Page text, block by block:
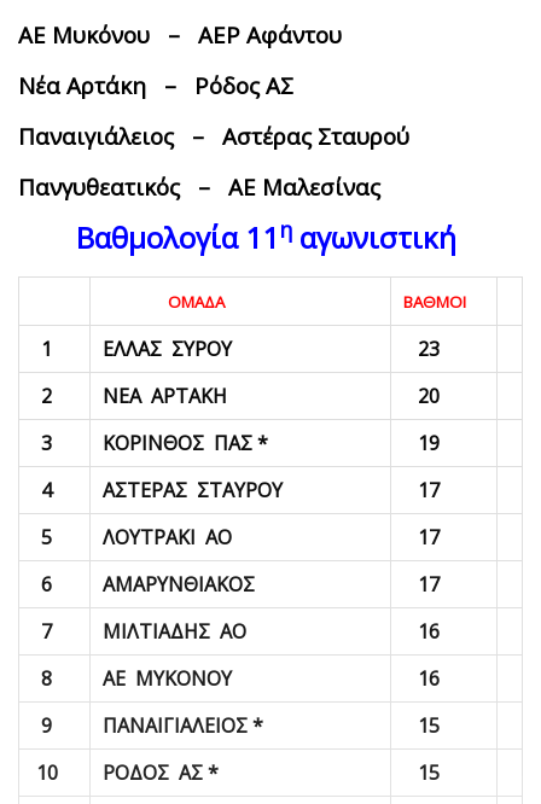
ΑΕ Μυκόνου – ΑΕΡ Αφάντου
Νέα Αρτάκη – Ρόδος ΑΣ
Παναιγιάλειος – Αστέρας Σταυρού
Πανγυθεατικός – ΑΕ Μαλεσίνας
Βαθμολογία 11 η αγωνιστική
ΟΜΑΔΑ ΒΑΘΜΟΙ
1 ΕΛΛΑΣ ΣΥΡΟΥ
23
2
ΝΕΑ ΑΡΤΑΚΗ
20
3
ΚΟΡΙΝΘΟΣ ΠΑΣ *
19
4
ΑΣΤΕΡΑΣ ΣΤΑΥΡΟΥ
17
5
ΛΟΥΤΡΑΚΙ ΑΟ
17
6
ΑΜΑΡΥΝΘΙΑΚΟΣ
17
7
ΜΙΛΤΙΑΔΗΣ ΑΟ
16
8
ΑΕ ΜΥΚΟΝΟΥ
16
9
ΠΑΝΑΙΓΙΑΛΕΙΟΣ *
15
10
ΡΟΔΟΣ ΑΣ *
15